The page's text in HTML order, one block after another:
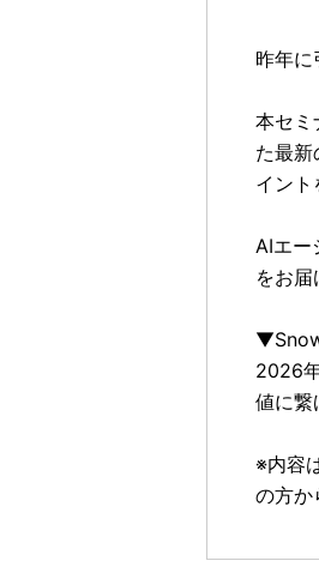
昨年に
本セミ
た最
イント
AIエー
をお届
2026
値に繋
※内容
の方か